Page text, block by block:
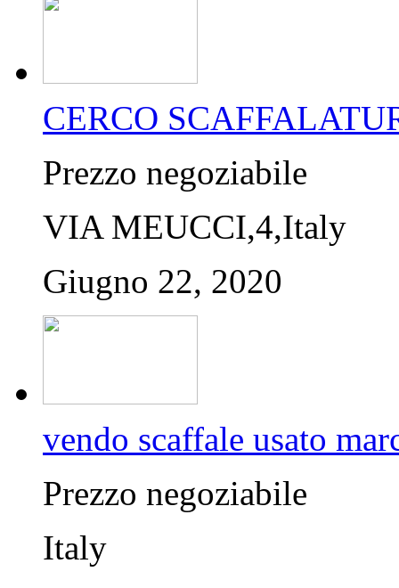
CERCO
Prezzo negoziabile
VIA MEUCCI,4,Italy
Giugno 22, 2020
vendo scaffale usato
Prezzo negoziabile
Italy